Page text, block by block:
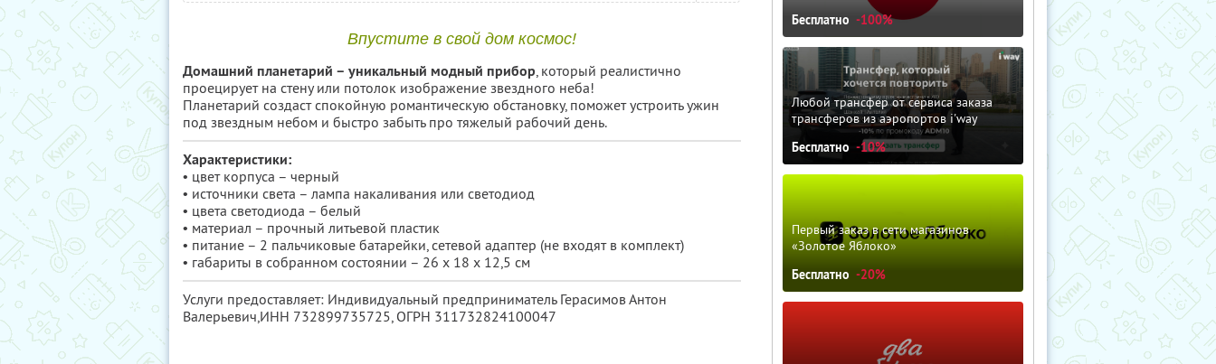
Впустите в свой дом космос!
Домашний планетарий – уникальный модный прибор, который реалистично
проецирует на стену или потолок изображение звездного неба!
Планетарий создаст спокойную романтическую обстановку, поможет устроить ужин
под звездным небом и быстро забыть про тяжелый рабочий день.
Характеристики:
• цвет корпуса – черный
• источники света – лампа накаливания или светодиод
• цвета светодиода – белый
• материал – прочный литьевой пластик
• питание – 2 пальчиковые батарейки, сетевой адаптер (не входят в комплект)
• габариты в собранном состоянии – 26 х 18 х 12,5 см
Услуги предоставляет: Индивидуальный предприниматель Герасимов Антон
Валерьевич,ИНН 732899735725, ОГРН 311732824100047
Бесплатно -100%
Любой трансфер от сервиса заказа
трансферов из аэропортов i'way
Бесплатно -10%
Первый заказ в сети магазинов
«Золотое Яблоко»
Бесплатно -20%